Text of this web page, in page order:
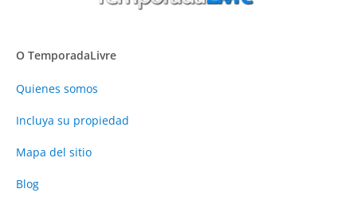
O TemporadaLivre
Quienes somos
Incluya su propiedad
Mapa del sitio
Blog